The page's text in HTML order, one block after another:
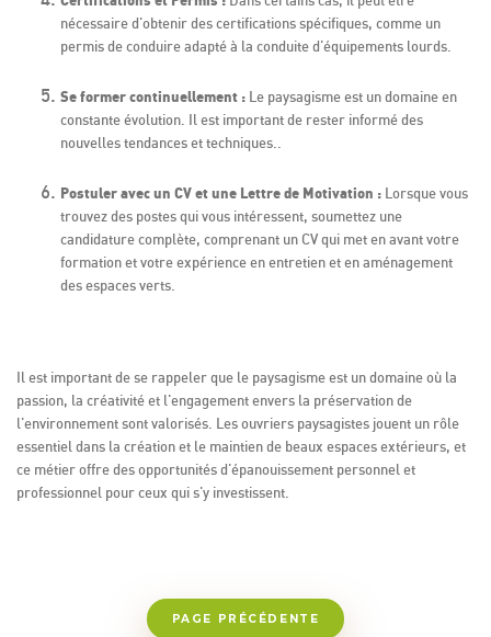
nécessaire d'obtenir des certifications spécifiques, comme un
permis de conduire adapté à la conduite d'équipements lourds.
Se former continuellement : Le paysagisme est un domaine en
constante évolution. Il est important de rester informé des
nouvelles tendances et techniques..
Postuler avec un CV et une Lettre de Motivation : Lorsque vous
trouvez des postes qui vous intéressent, soumettez une
candidature complète, comprenant un CV qui met en avant votre
formation et votre expérience en entretien et en aménagement
des espaces verts.
Il est important de se rappeler que le paysagisme est un domaine où la
passion, la créativité et l'engagement envers la préservation de
l'environnement sont valorisés. Les ouvriers paysagistes jouent un rôle
essentiel dans la création et le maintien de beaux espaces extérieurs, et
ce métier offre des opportunités d'épanouissement personnel et
professionnel pour ceux qui s'y investissent.
PAGE PRÉCÉDENTE